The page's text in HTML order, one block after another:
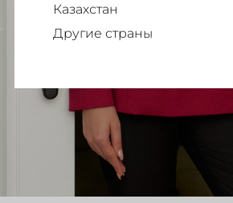
Казахстан
Другие страны